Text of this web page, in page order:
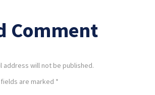
Comment
address will not be published.
are marked *